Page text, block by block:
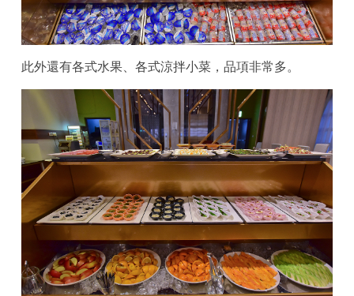
此外還有各式水果、各式涼拌小菜，品項非常多。